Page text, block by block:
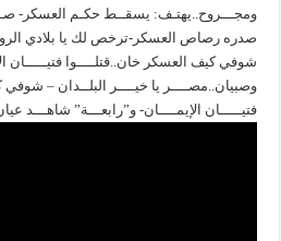
ومجـــروح..يهتـف: يسقــط حكـم العسكر-
صدره رصاص العسكر-ترخص لك يا بلادي
شوفي كيف العسكر خان..قتلــــوا فتيـــــان
وصبيان..مصــــر يا خيــــر البلــدان – شوفي
فتيـــــان الإيمــــان- و”رابعـــة” شاهـــد